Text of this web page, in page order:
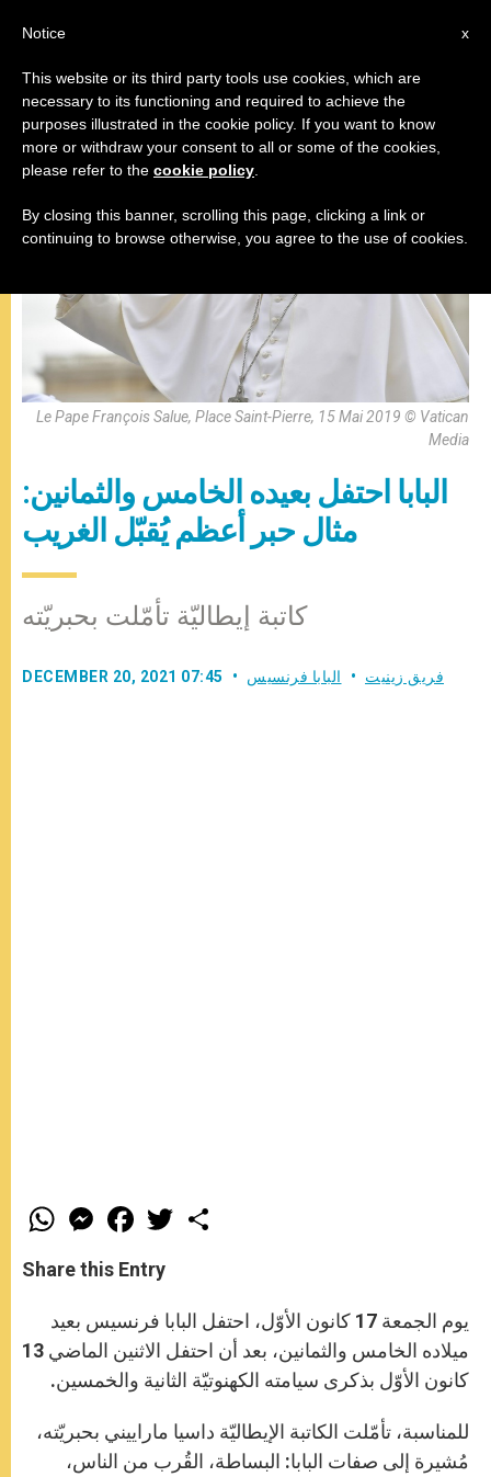
البابا فرنسيس
Le Pape François Salue, Place Saint-Pierre, 15 Mai 2019 © Vatican
Media
البابا احتفل بعيده الخامس والثمانين:
مثال حبر أعظم يُقبّل الغريب
كاتبة إيطاليّة تأمّلت بحبريّته
DECEMBER 20, 2021 07:45 فريق زينيت البابا فرنسيس
W
h
t
s
p
p
M
e
s
e
g
e
r
F
a
e
b
k
w
r
Share this Entry
يوم الجمعة 17 كانون الأوّل، احتفل البابا فرنسيس بعيد
ميلاده الخامس والثمانين، بعد أن احتفل الاثنين الماضي 13
كانون الأوّل بذكرى سيامته الكهنوتيّة الثانية والخمسين.
للمناسبة، تأمّلت الكاتبة الإيطاليّة داسيا ماراييني بحبريّته،
مُشيرة إلى صفات البابا: البساطة، القُرب من الناس،
x
Notice
This website or its third party tools use cookies, which are
necessary to its functioning and required to achieve the
purposes illustrated in the cookie policy. If you want to know
more or withdraw your consent to all or some of the cookies,
please refer to the cookie policy
By closing this banner, scrolling this page, clicking a link or
continuing to browse otherwise, you agree to the use of cookies.